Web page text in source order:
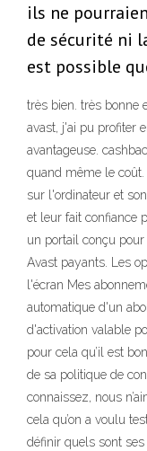
ils ne
de sécurité ni
est possible
très bien. très bonne
avast, j'ai pu profiter
avantageuse.
quand même le
sur l'ordinateur et
et leur fait confiance
un portail conçu
Avast payants. Les
l'écran Mes
automatique d'un
d'activation valable
pour cela qu’il est
de sa politique de
connaissez, nous
cela qu’on a voulu
définir quels sont